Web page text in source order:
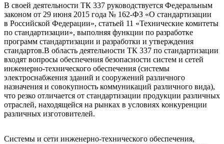
В своей деятельности ТК 337 руководствуется Федеральным
законом от 29 июня 2015 года № 162-​ФЗ «О стандартизации
в Российской Федерации», статьей 11 «Технические комитеты
по стандартизации», выполняя функции по разработке
программ стандартизации и разработки и утверждения
стандартов.В область деятельности ТК 337 по стандартизации
входят вопросы обеспечения безопасности систем и сетей
инженерно-​технического обеспечения (системы
электроснабжения зданий и сооружений различного
назначения и совокупность коммуникаций различного вида),
что резко отличается от стандартизации продукции различных
отраслей, находящейся на рынках в условиях конкуренции
различных изготовителей.
Системы и сети инженерно-​технического обеспечения,